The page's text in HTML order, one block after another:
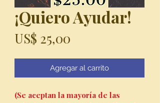
¡Quiero Ayudar!
US$ 25,00
Agregar al carrito
(Se aceptan la mayoría de las